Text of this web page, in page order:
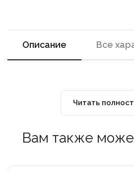
Описание Все
Читать
Вам также